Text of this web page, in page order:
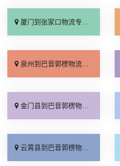
厦门到张家口物流专线_全境派送「多久能到」
泉州到巴音郭楞物流专线_全境派送「专线快运」
金门县到巴音郭楞物流专线_几天到达「实时跟踪 」
云霄县到巴音郭楞物流专线_每日发车「高效运输」